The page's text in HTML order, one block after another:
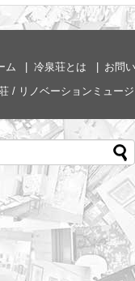
ム 冷泉荘とは
お問
/ リノベーションミュー